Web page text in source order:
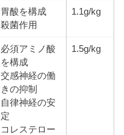
胃酸を構成
殺菌作用
1.1g/kg
必須アミノ酸
を構成
交感神経の働
きの抑制
自律神経の安
定
コレステロー
1.5g/kg